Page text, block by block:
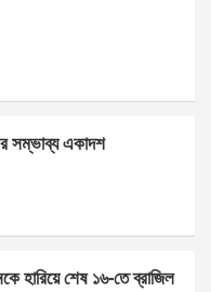
সম্ভাব্য একাদশ
হারিয়ে শেষ ১৬-তে ব্রাজিল